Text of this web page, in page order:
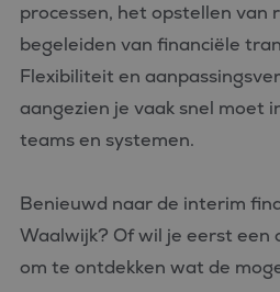
processen, het opstellen van
begeleiden van financiële
Flexibiliteit en
aangezien je vaak snel moet
teams en systemen.
Benieuwd naar de interim
Waalwijk? Of wil je eerst een
om te ontdekken wat de